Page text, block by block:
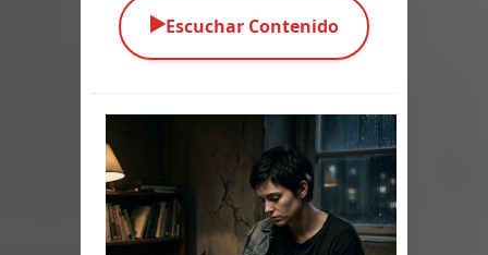
Parte 01: Escondido a Plena Luz
Parte 02: El Enemigo de mi Enemigo
▶️Escuchar Contenido